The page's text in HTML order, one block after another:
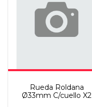
Rueda Roldana
Ø33mm C/cuello X2